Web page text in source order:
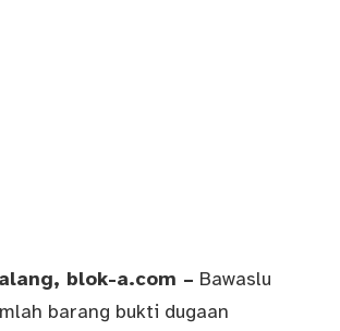
, blok-a.com – Bawaslu
barang bukti dugaan